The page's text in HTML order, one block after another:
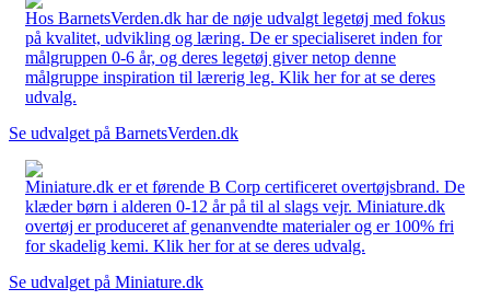
Hos BarnetsVerden.dk har de nøje udvalgt legetøj med fokus
på kvalitet, udvikling og læring. De er specialiseret inden for
målgruppen 0-6 år, og deres legetøj giver netop denne
målgruppe inspiration til lærerig leg. Klik her for at se deres
udvalg.
Se udvalget på BarnetsVerden.dk
Miniature.dk er et førende B Corp certificeret overtøjsbrand. De
klæder børn i alderen 0-12 år på til al slags vejr. Miniature.dk
overtøj er produceret af genanvendte materialer og er 100% fri
for skadelig kemi. Klik her for at se deres udvalg.
Se udvalget på Miniature.dk